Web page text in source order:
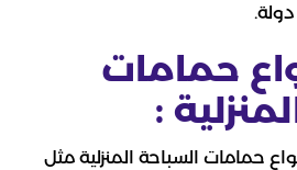
حمامات
:
حمامات السباحة المنزلية مثل